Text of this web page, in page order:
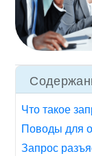
Что такое
Поводы для
Запрос